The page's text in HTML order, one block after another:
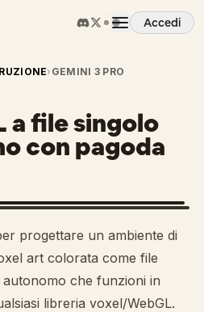
Accedi
› GEMINI 3 PRO
a file singolo
con pagoda
progettare un ambiente di
art colorata come file
che funzioni in
libreria voxel/WebGL.